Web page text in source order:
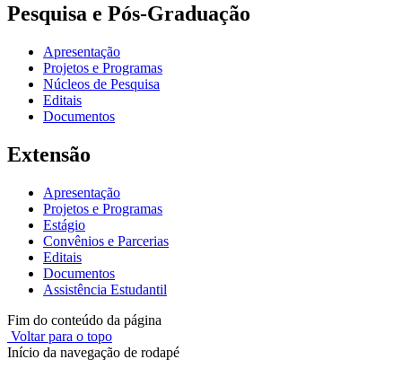
Pesquisa e Pós-Graduação
Apresentação
Projetos e Programas
Núcleos de Pesquisa
Editais
Documentos
Extensão
Apresentação
Projetos e Programas
Estágio
Convênios e Parcerias
Editais
Documentos
Assistência Estudantil
Fim do conteúdo da página
Voltar para o topo
Início da navegação de rodapé